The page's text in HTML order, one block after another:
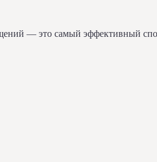
— это самый эффективный